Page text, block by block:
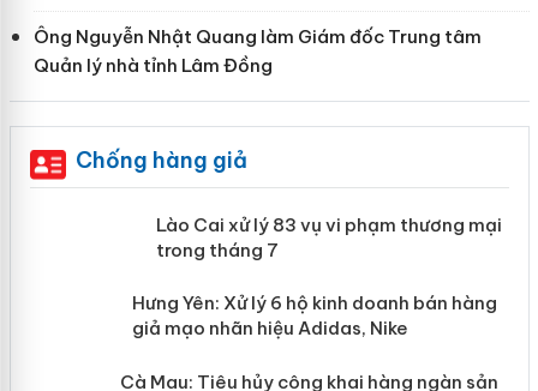
Ông Nguyễn Nhật Quang làm Giám đốc Trung tâm
Quản lý nhà tỉnh Lâm Đồng
Chống hàng giả
Lào Cai xử lý 83 vụ vi phạm thương
mại trong tháng 7